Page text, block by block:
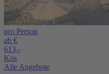
pro Person
ab €
613,-
Kos
Alle Angebote